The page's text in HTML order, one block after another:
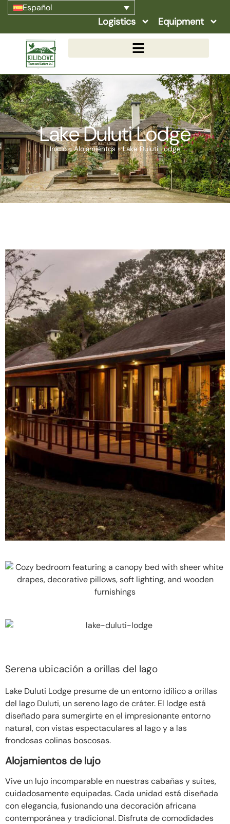
Español
Logistics Equipment
Lake Duluti Lodge
Inicio»Alojamientos»Lake Duluti Lodge
Serena ubicación a orillas del lago
Lake Duluti Lodge presume de un entorno idílico a orillas
del lago Duluti, un sereno lago de cráter. El lodge está
diseñado para sumergirte en el impresionante entorno
natural, con vistas espectaculares al lago y a las
frondosas colinas boscosas.
Alojamientos de lujo
Vive un lujo incomparable en nuestras cabañas y suites,
cuidadosamente equipadas. Cada unidad está diseñada
con elegancia, fusionando una decoración africana
contemporánea y tradicional. Disfruta de comodidades